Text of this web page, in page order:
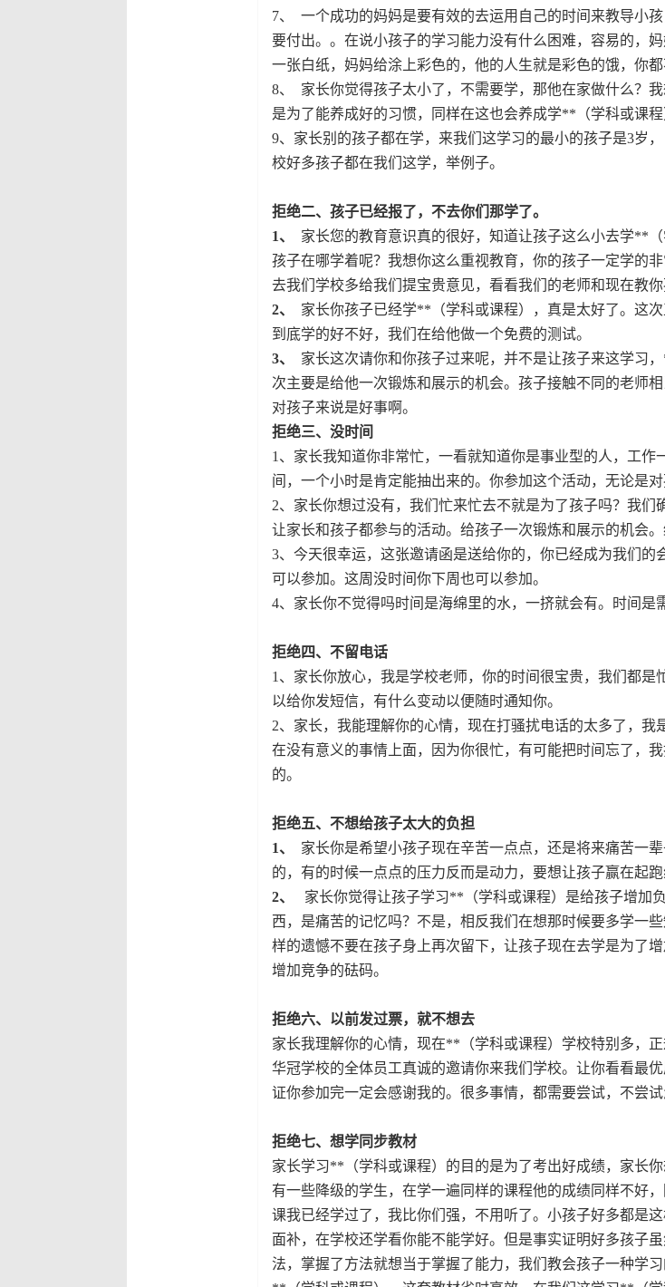
7、
一个成功的妈妈是要有效的去运用自己的时间来教导小
要付出。。在说小孩子的学习能力没有什么困难，容易的，
一张白纸，妈妈给涂上彩色的，他的人生就是彩色的饿，你
8、
家长你觉得孩子太小了，不需要学，那他在家做什么？
是为了能养成好的习惯，同样在这也会养成学**（学科或课程
9、家长别的孩子都在学，来我们这学习的最小的孩子是3岁，
校好多孩子都在我们这学，举例子。
拒绝二、孩子已经报了，不去你们那学了。
1、
家长您的教育意识真的很好，知道让孩子这么小去学**
孩子在哪学着呢？我想你这么重视教育，你的孩子一定学的
去我们学校多给我们提宝贵意见，看看我们的老师和现在教你
2、
家长你孩子已经学**（学科或课程），真是太好了。这
到底学的好不好，我们在给他做一个免费的测试。
3、
家长这次请你和你孩子过来呢，并不是让孩子来这学习
次主要是给他一次锻炼和展示的机会。孩子接触不同的老师
对孩子来说是好事啊。
拒绝三、没时间
1 、 家长我知道你非常忙，一看就知道你是事业型的人，工
间，一个小时是肯定能抽出来的。你参加这个活动，无论是
2、 家长你想过没有，我们忙来忙去不就是为了孩子吗？我
让家长和孩子都参与的活动。给孩子一次锻炼和展示的机会
3、今天很幸运，这张邀请函是送给你的，你已经成为我们
可以参加。这周没时间你下周也可以参加。
4、 家长你不觉得吗时间是海绵里的水，一挤就会有。时间是
拒绝四、不留电话
1 、 家长你放心，我是学校老师，你的时间很宝贵，我们都
以给你发短信，有什么变动以便随时通知你。
2、 家长，我能理解你的心情，现在打骚扰电话的太多了，
在没有意义的事情上面，因为你很忙，有可能把时间忘了，
的。
拒绝五、不想给孩子太大的负担
1、
家长你是希望小孩子现在辛苦一点点，还是将来痛苦一
的，有的时候一点点的压力反而是动力，要想让孩子赢在起跑
2、
家长你觉得让孩子学习**（学科或课程）是给孩子增加
西，是痛苦的记忆吗？不是，相反我们在想那时候要多学一
样的遗憾不要在孩子身上再次留下，让孩子现在去学是为了
增加竞争的砝码。
拒绝六、以前发过票，就不想去
家长我理解你的心情，现在**（学科或课程）学校特别多，
华冠学校的全体员工真诚的邀请你来我们学校。让你看看最
证你参加完一定会感谢我的。很多事情，都需要尝试，不尝
拒绝七、想学同步教材
家长学习**（学科或课程）的目的是为了考出好成绩，家长
有一些降级的学生，在学一遍同样的课程他的成绩同样不好
课我已经学过了，我比你们强，不用听了。小孩子好多都是
面补，在学校还学看你能不能学好。但是事实证明好多孩子
法，掌握了方法就想当于掌握了能力，我们教会孩子一种学